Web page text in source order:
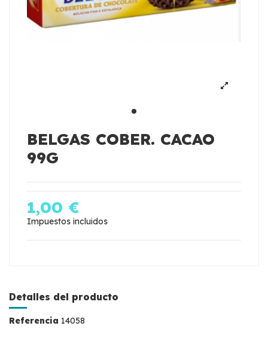
BELGAS COBER. CACAO
99G
1,00 €
Impuestos incluidos
Detalles del producto
Referencia 14058